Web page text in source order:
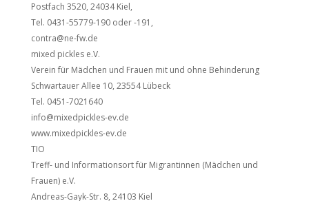
Postfach 3520, 24034 Kiel,
Tel. 0431-55779-190 oder -191,
contra@ne-fw.de
mixed pickles e.V.
Verein für Mädchen und Frauen mit und ohne Behinderung
Schwartauer Allee 10, 23554 Lübeck
Tel. 0451-7021640
info@mixedpickles-ev.de
www.mixedpickles-ev.de
TIO
Treff- und Informationsort für Migrantinnen (Mädchen und
Frauen) e.V.
Andreas-Gayk-Str. 8, 24103 Kiel